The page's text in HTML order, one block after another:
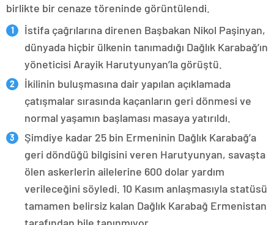
birlikte bir cenaze töreninde görüntülendi.
İstifa çağrılarına direnen Başbakan Nikol Paşinyan,
dünyada hiçbir ülkenin tanımadığı Dağlık Karabağ’ın
yöneticisi Arayik Harutyunyan’la görüştü.
İkilinin buluşmasına dair yapılan açıklamada
çatışmalar sırasında kaçanların geri dönmesi ve
normal yaşamın başlaması masaya yatırıldı.
Şimdiye kadar 25 bin Ermeninin Dağlık Karabağ’a
geri döndüğü bilgisini veren Harutyunyan, savaşta
ölen askerlerin ailelerine 600 dolar yardım
verileceğini söyledi. 10 Kasım anlaşmasıyla statüsü
tamamen belirsiz kalan Dağlık Karabağ Ermenistan